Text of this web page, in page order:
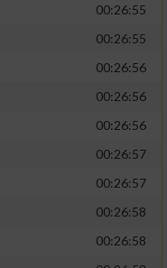
00:26:55
00:26:55
00:26:56
00:26:56
00:26:56
00:26:57
00:26:57
00:26:58
00:26:58